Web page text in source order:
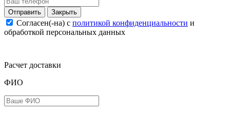
Закрыть
Согласен(-на) c политикой конфиденциальности и
обработкой персональных данных
Расчет доставки
ФИО